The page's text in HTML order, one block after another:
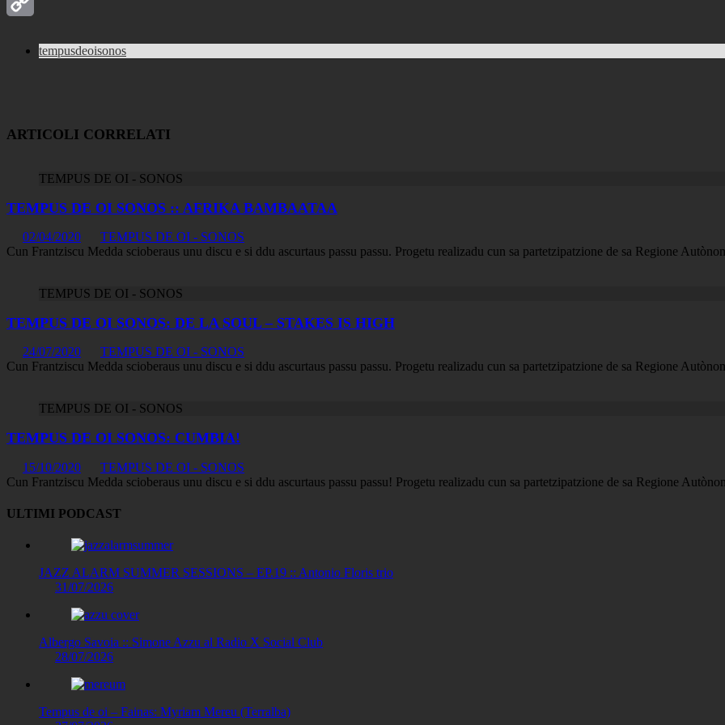
Link tempusdeoisonos
ARTICOLI CORRELATI
TEMPUS DE OI - SONOS
TEMPUS DE OI SONOS :: AFRIKA BAMBAATAA
02/04/2020
TEMPUS DE OI - SONOS
Cun Frantziscu Medda scioberaus unu discu e si ddu ascurtaus passu passu. Progetu realizadu cun sa partetzipatzione de sa Regione
TEMPUS DE OI - SONOS
TEMPUS DE OI SONOS: DE LA SOUL – STAKES IS HIGH
24/07/2020
TEMPUS DE OI - SONOS
Cun Frantziscu Medda scioberaus unu discu e si ddu ascurtaus passu passu. Progetu realizadu cun sa partetzipatzione de sa Regione
TEMPUS DE OI - SONOS
TEMPUS DE OI SONOS: CUMBIA!
15/10/2020
TEMPUS DE OI - SONOS
Cun Frantziscu Medda scioberaus unu discu e si ddu ascurtaus passu passu! Progetu realizadu cun sa partetzipatzione de sa Regione
ULTIMI PODCAST
JAZZ ALARM SUMMER SESSIONS – EP.19 :: Antonio Floris trio
31/07/2026
Albergo Savoia :: Simone Azzu al Radio X Social Club
28/07/2026
Tempus de oi – Fainas: Myriam Mereu (Terralba)